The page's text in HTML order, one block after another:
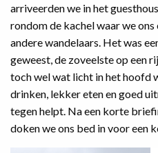
arriveerden we in het
rondom de kachel waar we
andere wandelaars. Het was
geweest, de zoveelste op een
toch wel wat licht in het hoofd
drinken, lekker eten en goed
tegen helpt. Na een korte
doken we ons bed in voor een